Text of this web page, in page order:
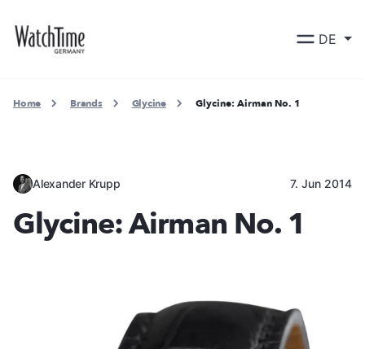
DE
Home Brands Glycine Glycine: Airman No. 1
Alexander Krupp 7. Jun 2014
Glycine: Airman No. 1